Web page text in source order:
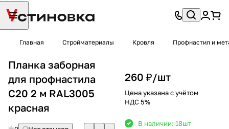
Главная Стройматериалы Кровля Профнастил и
Планка заборная
для профнастила
С20 2 м RAL3005
красная
260 ₽/шт
Цена указана с учётом
НДС 5%
В наличии: 18шт